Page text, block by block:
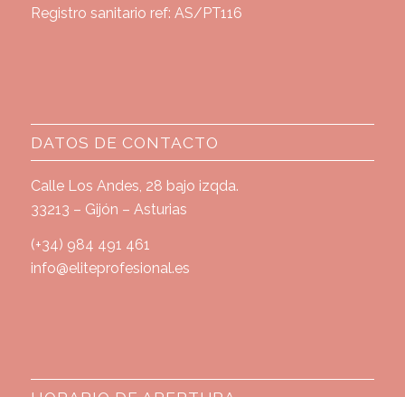
Registro sanitario ref: AS/PT116
DATOS DE CONTACTO
Calle Los Andes, 28 bajo izqda.
33213 – Gijón – Asturias
(+34) 984 491 461
info@eliteprofesional.es